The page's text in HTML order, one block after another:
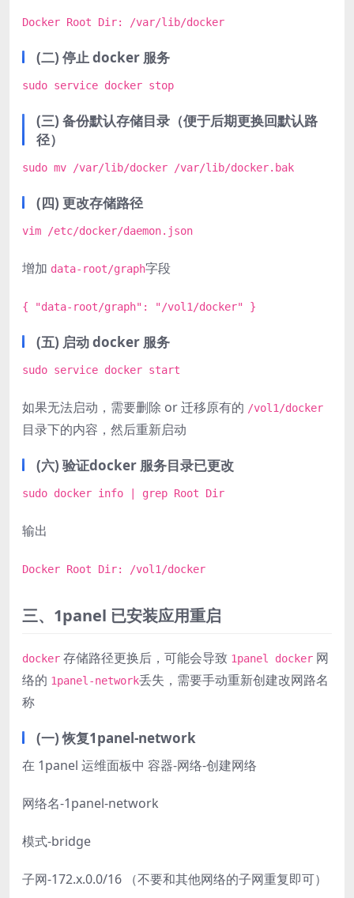
Docker Root Dir: /var/lib/docker
(二) 停止 docker 服务
sudo service docker stop
(三) 备份默认存储目录（便于后期更换回默认路
径）
sudo mv /var/lib/docker /var/lib/docker.bak
(四) 更改存储路径
vim /etc/docker/daemon.json
增加 data-root/graph字段
{ "data-root/graph": "/vol1/docker" }
(五) 启动 docker 服务
sudo service docker start
如果无法启动，需要删除 or 迁移原有的 /vol1/docker
目录下的内容，然后重新启动
(六) 验证docker 服务目录已更改
sudo docker info | grep Root Dir
输出
Docker Root Dir: /vol1/docker
三、1panel 已安装应用重启
docker 存储路径更换后，可能会导致 1panel docker 网
络的 1panel-network丢失，需要手动重新创建改网路名
称
(一) 恢复1panel-network
在 1panel 运维面板中 容器-网络-创建网络
网络名-1panel-network
模式-bridge
子网-172.x.0.0/16 （不要和其他网络的子网重复即可）